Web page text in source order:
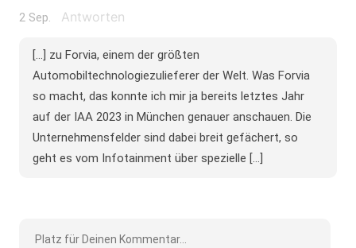
2 Sep. Antworten
[…] zu Forvia, einem der größten
Automobiltechnologiezulieferer der Welt. Was Forvia
so macht, das konnte ich mir ja bereits letztes Jahr
auf der IAA 2023 in München genauer anschauen. Die
Unternehmensfelder sind dabei breit gefächert, so
geht es vom Infotainment über spezielle […]